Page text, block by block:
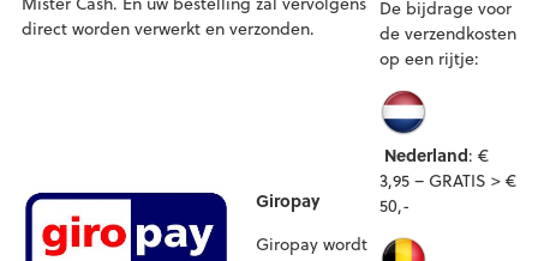
direct worden verwerkt en verzonden.
Giropay
Giropay wordt
De bijdrage voor
de verzendkosten
op een rijtje:
Nederland: €
3,95 – GRATIS > €
50,-